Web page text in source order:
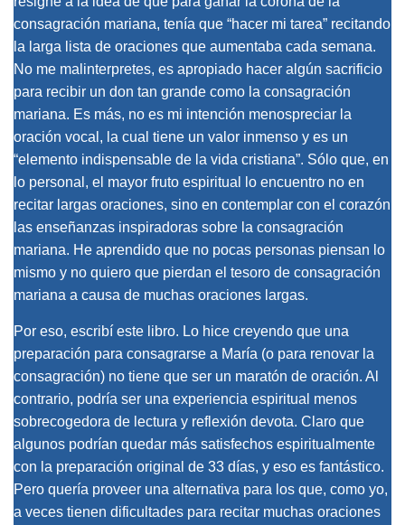
consagración mariana, tenía que “hacer mi tarea” recitando
la larga lista de oraciones que aumentaba cada semana.
No me malinterpretes, es apropiado hacer algún sacrificio
para recibir un don tan grande como la consagración
mariana. Es más, no es mi intención menospreciar la
oración vocal, la cual tiene un valor inmenso y es un
“elemento indispensable de la vida cristiana”. Sólo que, en
lo personal, el mayor fruto espiritual lo encuentro no en
recitar largas oraciones, sino en contemplar con el corazón
las enseñanzas inspiradoras sobre la consagración
mariana. He aprendido que no pocas personas piensan lo
mismo y no quiero que pierdan el tesoro de consagración
mariana a causa de muchas oraciones largas.
Por eso, escribí este libro. Lo hice creyendo que una
preparación para consagrarse a María (o para renovar la
consagración) no tiene que ser un maratón de oración. Al
contrario, podría ser una experiencia espiritual menos
sobrecogedora de lectura y reflexión devota. Claro que
algunos podrían quedar más satisfechos espiritualmente
con la preparación original de 33 días, y eso es fantástico.
Pero quería proveer una alternativa para los que, como yo,
a veces tienen dificultades para recitar muchas oraciones